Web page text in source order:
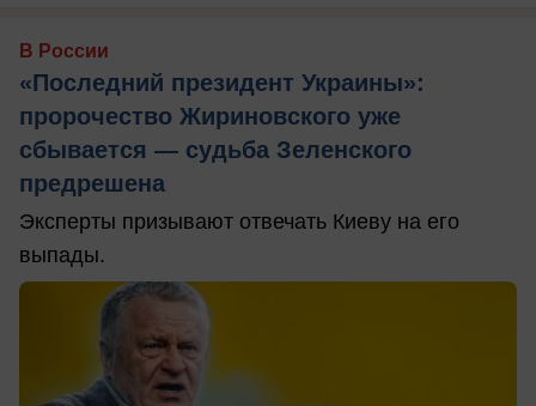
В России
«Последний президент Украины»:
пророчество Жириновского уже
сбывается — судьба Зеленского
предрешена
Эксперты призывают отвечать Киеву на его
выпады.